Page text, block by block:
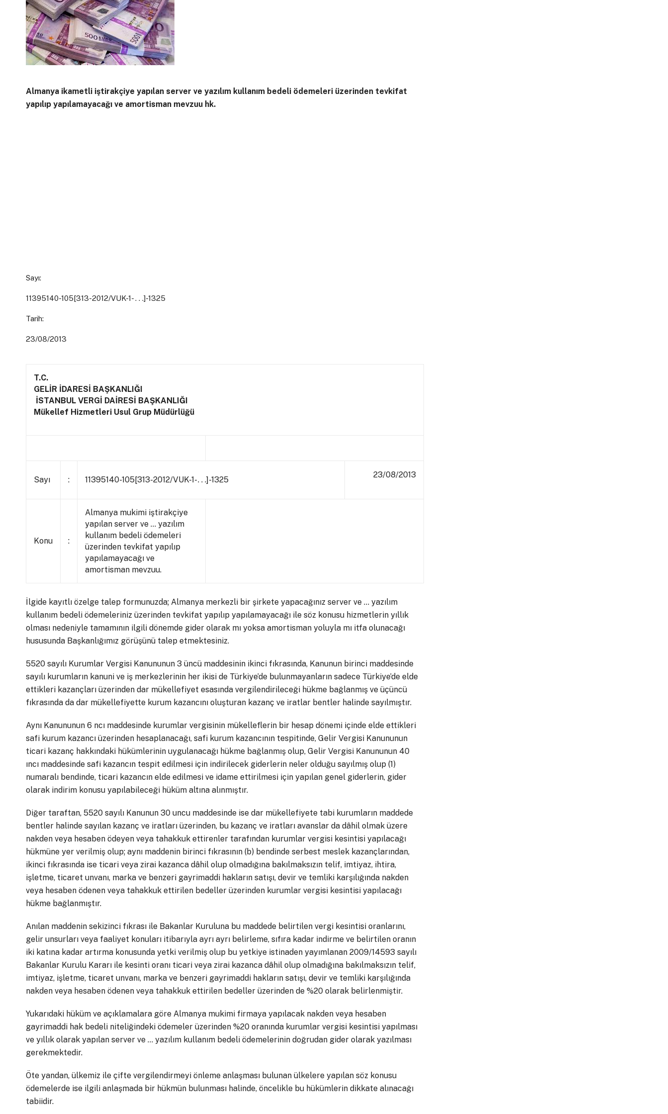
Almanya ikametli iştirakçiye yapılan server ve yazılım kullanım bedeli ödemeleri üzerinden tevkifat
yapılıp yapılamayacağı ve amortisman mevzuu hk.
Sayı:
11395140-105[313-2012/VUK-1- . . .]-1325
Tarih:
23/08/2013
T.C.
GELİR İDARESİ BAŞKANLIĞI
İSTANBUL VERGİ DAİRESİ BAŞKANLIĞI
Mükellef Hizmetleri Usul Grup Müdürlüğü
Sayı : 11395140-105[313-2012/VUK-1- . . .]-1325
23/08/2013
Konu :
Almanya mukimi iştirakçiye
yapılan server ve … yazılım
kullanım bedeli ödemeleri
üzerinden tevkifat yapılıp
yapılamayacağı ve
amortisman mevzuu.
İlgide kayıtlı özelge talep formunuzda; Almanya merkezli bir şirkete yapacağınız server ve … yazılım
kullanım bedeli ödemeleriniz üzerinden tevkifat yapılıp yapılamayacağı ile söz konusu hizmetlerin yıllık
olması nedeniyle tamamının ilgili dönemde gider olarak mı yoksa amortisman yoluyla mı itfa olunacağı
hususunda Başkanlığımız görüşünü talep etmektesiniz.
5520 sayılı Kurumlar Vergisi Kanununun 3 üncü maddesinin ikinci fıkrasında, Kanunun birinci maddesinde
sayılı kurumların kanuni ve iş merkezlerinin her ikisi de Türkiye’de bulunmayanların sadece Türkiye’de elde
ettikleri kazançları üzerinden dar mükellefiyet esasında vergilendirileceği hükme bağlanmış ve üçüncü
fıkrasında da dar mükellefiyette kurum kazancını oluşturan kazanç ve iratlar bentler halinde sayılmıştır.
Aynı Kanununun 6 ncı maddesinde kurumlar vergisinin mükelleflerin bir hesap dönemi içinde elde ettikleri
safi kurum kazancı üzerinden hesaplanacağı, safi kurum kazancının tespitinde, Gelir Vergisi Kanununun
ticari kazanç hakkındaki hükümlerinin uygulanacağı hükme bağlanmış olup, Gelir Vergisi Kanununun 40
ıncı maddesinde safi kazancın tespit edilmesi için indirilecek giderlerin neler olduğu sayılmış olup (1)
numaralı bendinde, ticari kazancın elde edilmesi ve idame ettirilmesi için yapılan genel giderlerin, gider
olarak indirim konusu yapılabileceği hüküm altına alınmıştır.
Diğer taraftan, 5520 sayılı Kanunun 30 uncu maddesinde ise dar mükellefiyete tabi kurumların maddede
bentler halinde sayılan kazanç ve iratları üzerinden, bu kazanç ve iratları avanslar da dâhil olmak üzere
nakden veya hesaben ödeyen veya tahakkuk ettirenler tarafından kurumlar vergisi kesintisi yapılacağı
hükmüne yer verilmiş olup; aynı maddenin birinci fıkrasının (b) bendinde serbest meslek kazançlarından,
ikinci fıkrasında ise ticari veya zirai kazanca dâhil olup olmadığına bakılmaksızın telif, imtiyaz, ihtira,
işletme, ticaret unvanı, marka ve benzeri gayrimaddi hakların satışı, devir ve temliki karşılığında nakden
veya hesaben ödenen veya tahakkuk ettirilen bedeller üzerinden kurumlar vergisi kesintisi yapılacağı
hükme bağlanmıştır.
Anılan maddenin sekizinci fıkrası ile Bakanlar Kuruluna bu maddede belirtilen vergi kesintisi oranlarını,
gelir unsurları veya faaliyet konuları itibarıyla ayrı ayrı belirleme, sıfıra kadar indirme ve belirtilen oranın
iki katına kadar artırma konusunda yetki verilmiş olup bu yetkiye istinaden yayımlanan 2009/14593 sayılı
Bakanlar Kurulu Kararı ile kesinti oranı ticari veya zirai kazanca dâhil olup olmadığına bakılmaksızın telif,
imtiyaz, işletme, ticaret unvanı, marka ve benzeri gayrimaddi hakların satışı, devir ve temliki karşılığında
nakden veya hesaben ödenen veya tahakkuk ettirilen bedeller üzerinden de %20 olarak belirlenmiştir.
Yukarıdaki hüküm ve açıklamalara göre Almanya mukimi firmaya yapılacak nakden veya hesaben
gayrimaddi hak bedeli niteliğindeki ödemeler üzerinden %20 oranında kurumlar vergisi kesintisi yapılması
ve yıllık olarak yapılan server ve … yazılım kullanım bedeli ödemelerinin doğrudan gider olarak yazılması
gerekmektedir.
Öte yandan, ülkemiz ile çifte vergilendirmeyi önleme anlaşması bulunan ülkelere yapılan söz konusu
ödemelerde ise ilgili anlaşmada bir hükmün bulunması halinde, öncelikle bu hükümlerin dikkate alınacağı
tabiidir.